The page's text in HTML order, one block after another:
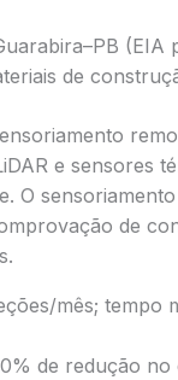
(EIA
de
e sensores
O
de
mês; tempo
de redução no